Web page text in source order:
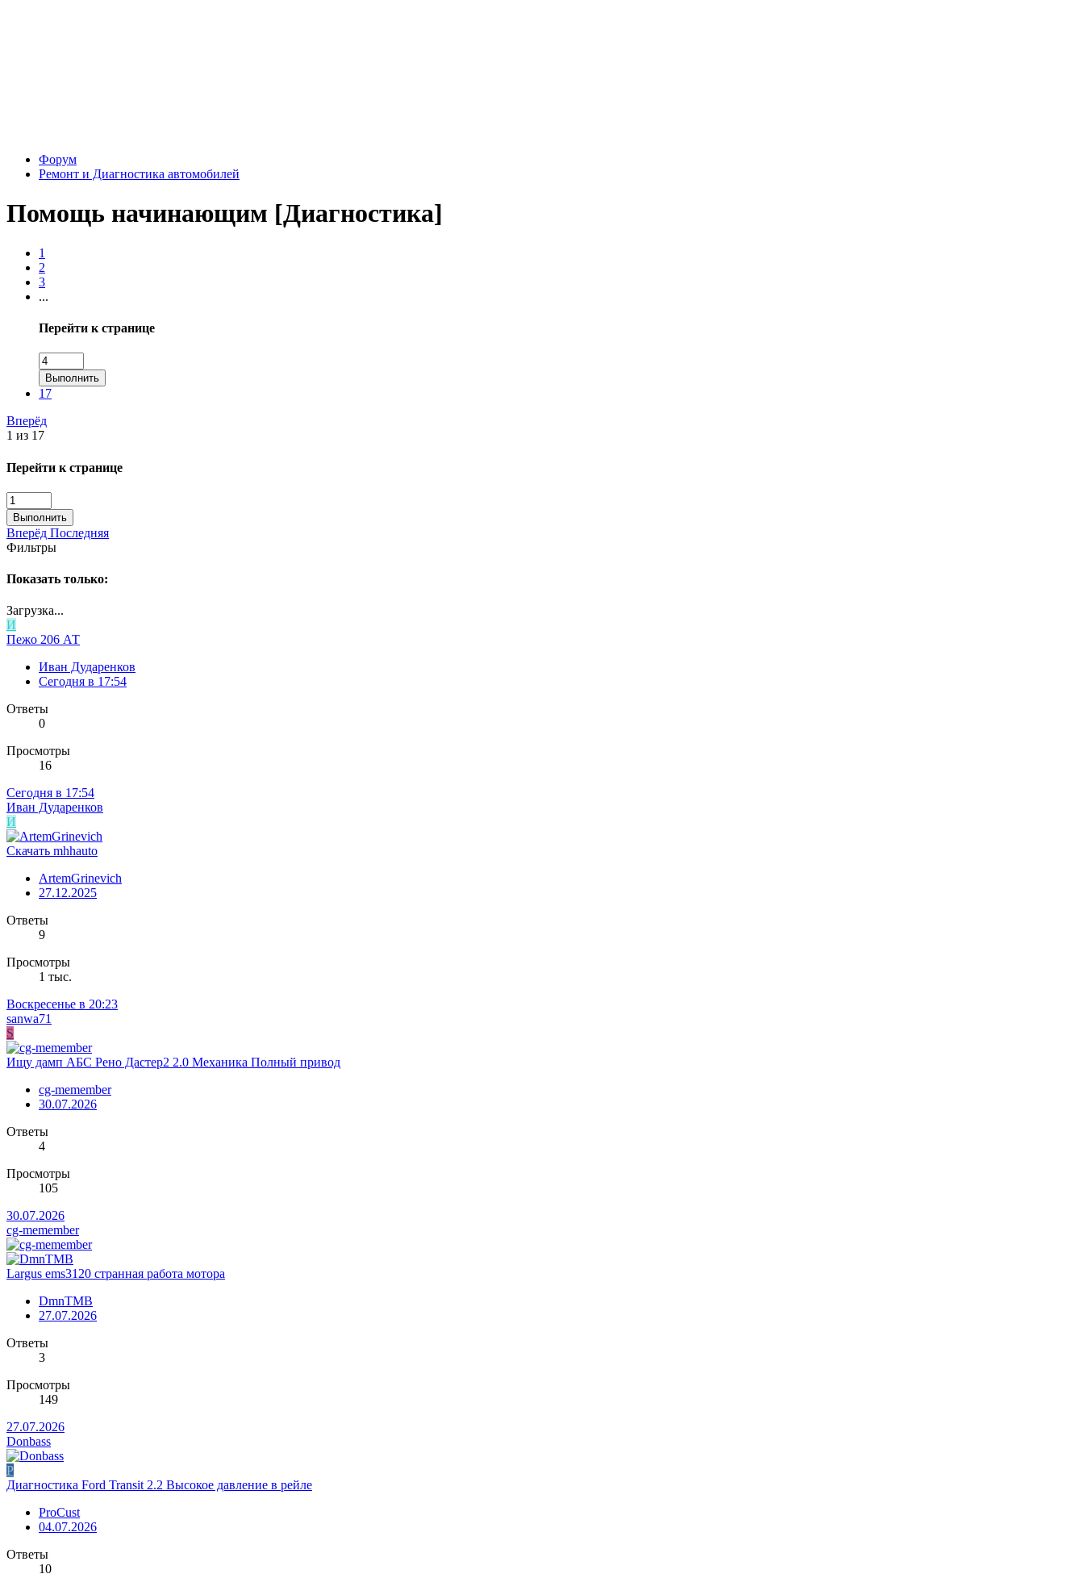
Форум
Ремонт и Диагностика автомобилей
Помощь начинающим [Диагностика]
1
2
3
...
Перейти к странице
Выполнить
17
Вперёд
1 из 17
Перейти к странице
Выполнить
Вперёд Последняя
Фильтры
Показать только:
Загрузка...
И
Пежо 206 АТ
Иван Дударенков
Сегодня в 17:54
Ответы
0
Просмотры
16
Сегодня в 17:54
Иван Дударенков
И
Скачать mhhauto
ArtemGrinevich
27.12.2025
Ответы
9
Просмотры
1 тыс.
Воскресенье в 20:23
sanwa71
S
Ищу дамп АБС Рено Дастер2 2.0 Механика Полный привод
cg-memember
30.07.2026
Ответы
4
Просмотры
105
30.07.2026
cg-memember
Largus ems3120 странная работа мотора
DmnTMB
27.07.2026
Ответы
3
Просмотры
149
27.07.2026
Donbass
P
Диагностика Ford Transit 2.2 Высокое давление в рейле
ProCust
04.07.2026
Ответы
10